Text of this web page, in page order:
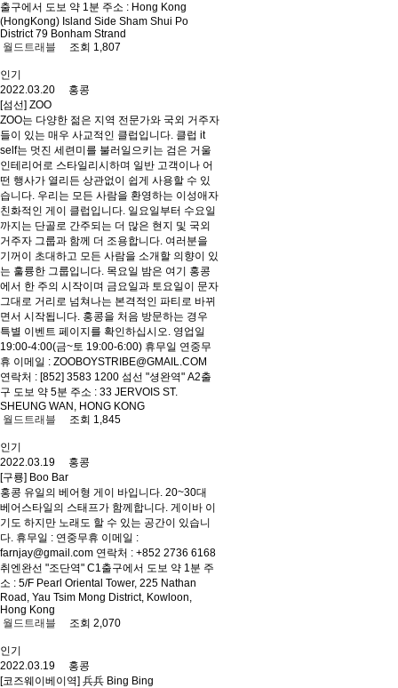
출구에서 도보 약 1분 주소 : Hong Kong
(HongKong) Island Side Sham Shui Po
District 79 Bonham Strand
월드트래블
조회 1,807
인기
2022.03.20 홍콩
[섬선] ZOO
ZOO는 다양한 젊은 지역 전문가와 국외 거주자
들이 있는 매우 사교적인 클럽입니다. 클럽 it
self는 멋진 세련미를 불러일으키는 검은 거울
인테리어로 스타일리시하며 일반 고객이나 어
떤 행사가 열리든 상관없이 쉽게 사용할 수 있
습니다. 우리는 모든 사람을 환영하는 이성애자
친화적인 게이 클럽입니다. 일요일부터 수요일
까지는 단골로 간주되는 더 많은 현지 및 국외
거주자 그룹과 함께 더 조용합니다. 여러분을
기꺼이 초대하고 모든 사람을 소개할 의향이 있
는 훌륭한 그룹입니다. 목요일 밤은 여기 홍콩
에서 한 주의 시작이며 금요일과 토요일이 문자
그대로 거리로 넘쳐나는 본격적인 파티로 바뀌
면서 시작됩니다. 홍콩을 처음 방문하는 경우
특별 이벤트 페이지를 확인하십시오. 영업일
19:00-4:00(금~토 19:00-6:00) 휴무일 연중무
휴 이메일 : ZOOBOYSTRIBE@GMAIL.COM
연락처 : [852] 3583 1200 섬선 "셩완역" A2출
구 도보 약 5분 주소 : 33 JERVOIS ST.
SHEUNG WAN, HONG KONG
월드트래블
조회 1,845
인기
2022.03.19 홍콩
[구룡] Boo Bar
홍콩 유일의 베어형 게이 바입니다. 20~30대
베어스타일의 스태프가 함께합니다. 게이바 이
기도 하지만 노래도 할 수 있는 공간이 있습니
다. 휴무일 : 연중무휴 이메일 :
farnjay@gmail.com 연락처 : +852 2736 6168
취엔완선 "조단역" C1출구에서 도보 약 1분 주
소 : 5/F Pearl Oriental Tower, 225 Nathan
Road, Yau Tsim Mong District, Kowloon,
Hong Kong
월드트래블
조회 2,070
인기
2022.03.19 홍콩
[코즈웨이베이역] 兵兵 Bing Bing